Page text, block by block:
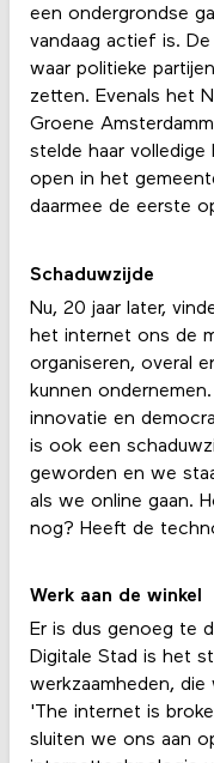
een ondergrondse
vandaag actief is.
waar politieke
zetten. Evenals het
Groene
stelde haar volledige
open in het
daarmee de eerste
Schaduwzijde
Nu, 20 jaar later,
het internet ons de
organiseren, overal
kunnen
innovatie en
is ook een
geworden en we
als we online gaan.
nog? Heeft de
Werk aan de winkel
Er is dus genoeg te
Digitale Stad is het
werkzaamheden, die
'The internet is
sluiten we ons aan